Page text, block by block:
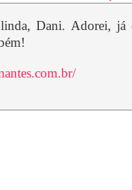
Dani. Adorei, já